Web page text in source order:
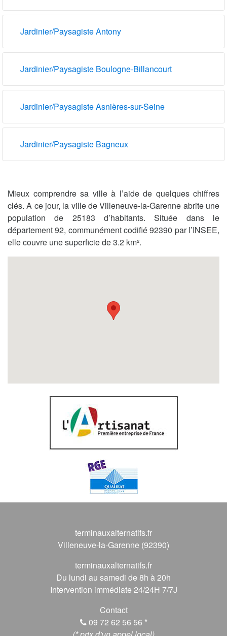
Jardinier/Paysagiste Antony
Jardinier/Paysagiste Boulogne-Billancourt
Jardinier/Paysagiste Asnières-sur-Seine
Jardinier/Paysagiste Bagneux
Mieux comprendre sa ville à l’aide de quelques chiffres
clés. A ce jour, la ville de Villeneuve-la-Garenne abrite une
population de 25183 d’habitants. Située dans le
département 92, communément codifié 92390 par l’INSEE,
elle couvre une superficie de 3.2 km².
terminauxalternatifs.fr
Villeneuve-la-Garenne (92390)
terminauxalternatifs.fr
Du lundi au samedi de 8h à 20h
Intervention immédiate 24/24H 7/7J
Contact
09 72 62 56 56 *